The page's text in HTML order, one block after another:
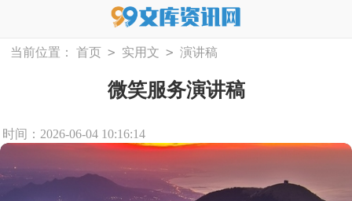
当前位置： 首页 > 实用文 > 演讲稿
微笑服务演讲稿
时间：2026-06-04 10:16:14